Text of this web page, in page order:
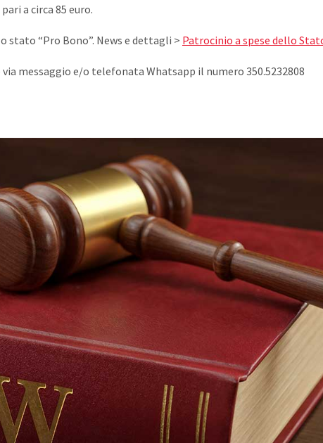
a circa 85 euro.
stato “Pro Bono”. News e dettagli > Patrocinio a spese dello
messaggio e/o telefonata Whatsapp il numero 350.5232808